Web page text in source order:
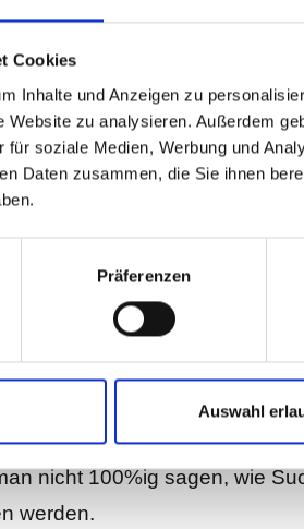
Cookies
Inhalte und Anzeigen zu
Website zu analysieren. Außerdem
für soziale Medien, Werbung und
Daten zusammen, die Sie ihnen
Präferenzen
Auswahl
Iphones
dass diese Geräte für
dem Sie hier auf meinem
, sollte man, wenigstens
funktionieren,
nicht 100%ig sagen, wie
werden.